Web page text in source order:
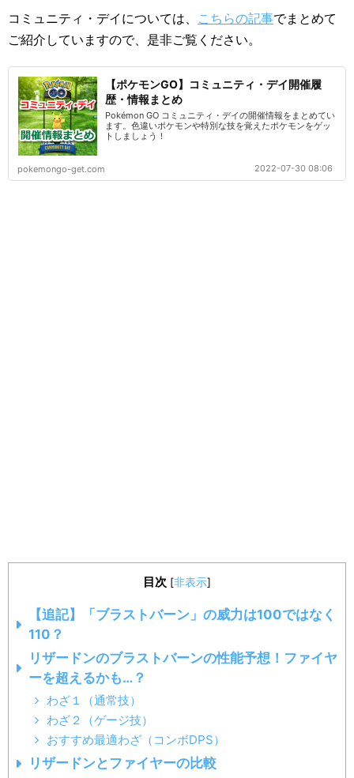
コミュニティ・デイについては、 こちらの記事でまとめて
ご紹介していますので、是非ご覧ください。
【ポケモンGO】コミュニティ・デイ開催履
歴・情報まとめ
Pokémon GO コミュニティ・デイの開催情報をまとめてい
ます。色違いポケモンや特別な技を覚えたポケモンをゲッ
トしましょう！
pokemongo-get.com 2022-07-30 08:06
目次 [非表示]
【追記】「ブラストバーン」の威力は100ではなく
110？
リザードンのブラストバーンの性能予想！ファイヤ
ーを超えるかも…？
わざ１（通常技）
わざ２（ゲージ技）
おすすめ最適わざ（コンボDPS）
リザードンとファイヤーの比較